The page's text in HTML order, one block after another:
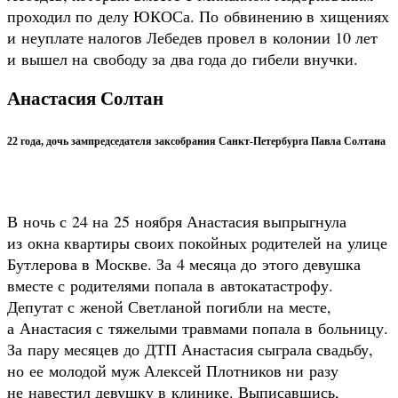
проходил по делу ЮКОСа. По обвинению в хищениях
и неуплате налогов Лебедев провел в колонии 10 лет
и вышел на свободу за два года до гибели внучки.
Анастасия Солтан
22 года, дочь зампредседателя заксобрания Санкт-Петербурга Павла Солтана
В ночь с 24 на 25 ноября Анастасия выпрыгнула
из окна квартиры своих покойных родителей на улице
Бутлерова в Москве. За 4 месяца до этого девушка
вместе с родителями попала в автокатастрофу.
Депутат с женой Светланой погибли на месте,
а Анастасия с тяжелыми травмами попала в больницу.
За пару месяцев до ДТП Анастасия сыграла свадьбу,
но ее молодой муж Алексей Плотников ни разу
не навестил девушку в клинике. Выписавшись,